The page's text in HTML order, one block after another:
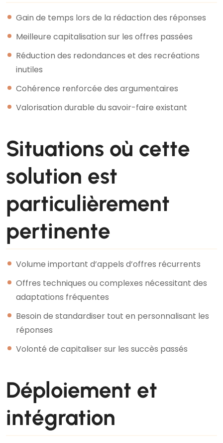
Gain de temps lors de la rédaction des réponses
Meilleure capitalisation sur les offres passées
Réduction des redondances et des recréations
inutiles
Cohérence renforcée des argumentaires
Valorisation durable du savoir-faire existant
Situations où cette
solution est
particulièrement
pertinente
Volume important d’appels d’offres récurrents
Offres techniques ou complexes nécessitant des
adaptations fréquentes
Besoin de standardiser tout en personnalisant les
réponses
Volonté de capitaliser sur les succès passés
Déploiement et
intégration